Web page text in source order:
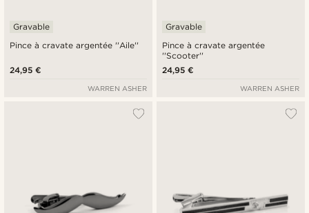
Pince à cravate argentée ''Aile''
Gravable
24,95 €
WARREN ASHER
Pince à cravate argentée
''Scooter''
Gravable
24,95 €
WARREN ASHER